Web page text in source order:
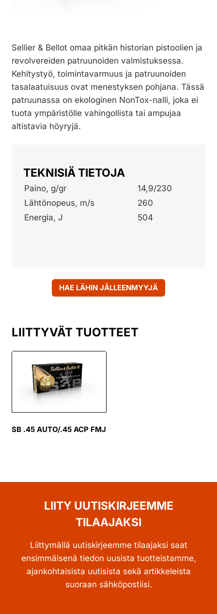
Sellier & Bellot omaa pitkän historian pistoolien ja
revolvereiden patruunoiden valmistuksessa.
Kehitystyö, toimintavarmuus ja patruunoiden
tasalaatuisuus ovat menestyksen pohjana. Tässä
patruunassa on ekologinen NonTox-nalli, joka ei
tuota ympäristölle vahingollista tai ampujaa
altistavia höyryjä.
TEKNISIÄ TIETOJA
Paino, g/gr
14,9/230
Lähtönopeus, m/s
260
Energia, J
504
HAE LÄHIN JÄLLEENMYYJÄ
LIITTYVÄT TUOTTEET
SB .45 AUTO/.45 ACP FMJ
LIITY UUTISKIRJEEMME
TILAAJAKSI
Liittymällä uutiskirjeemme tilaajaksi saat
ensimmäisenä tiedon uusista tuotteistamme,
ajankohtaisista uutisista sekä artikkeleista
suoraan sähköpostiisi.